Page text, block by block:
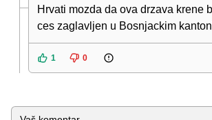
Hrvati mozda da ova drzava krene
ces zaglavljen u Bosnjackim
1 0
Komentar